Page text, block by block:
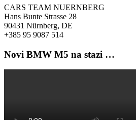
CARS TEAM NUERNBERG
Hans Bunte Strasse 28
90431 Nürnberg, DE
+385 95 9087 514
Novi BMW M5 na stazi …